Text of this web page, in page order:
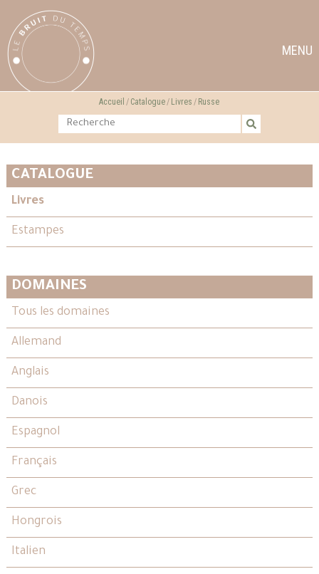
MENU
Accueil Catalogue Livres Russe
CATALOGUE
Livres
Estampes
DOMAINES
Tous les domaines
Allemand
Anglais
Danois
Espagnol
Français
Grec
Hongrois
Italien